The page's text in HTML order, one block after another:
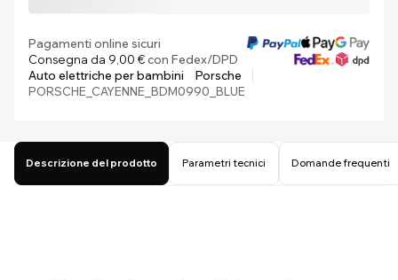
Pagamenti online sicuri
Consegna da 9,00 €con Fedex/DPD
Auto elettriche per bambini
Porsche
PORSCHE_CAYENNE_BDM0990_BLUE
Descrizione del prodotto Parametri tecnici Domande frequenti